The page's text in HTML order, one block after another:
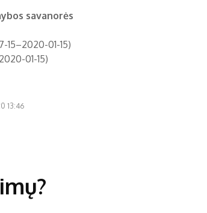
savanorės
(2019-07-
(2019-07-15–2020-
13:46